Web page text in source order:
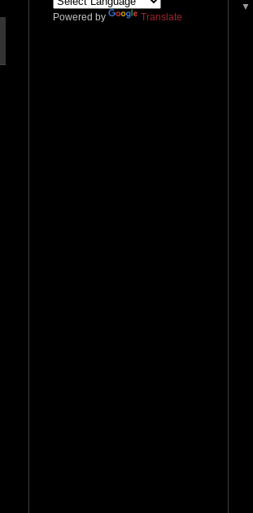
Powered by Translate
▼